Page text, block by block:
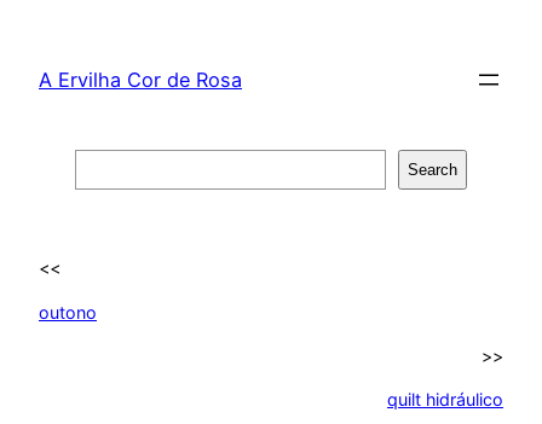
content
A Ervilha Cor de Rosa
Search
<<
outono
>>
quilt hidráulico